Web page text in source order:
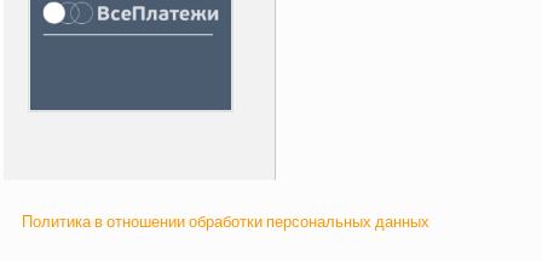
Политика в отношении обработки персональных данных